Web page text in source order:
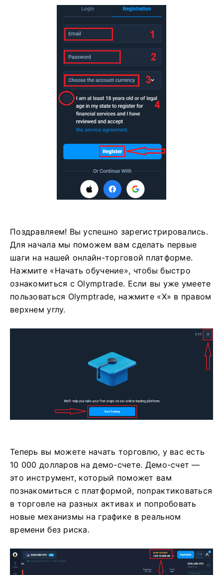
Поздравляем! Вы успешно зарегистрировались.
Для начала мы поможем вам сделать первые
шаги на нашей онлайн-торговой платформе.
Нажмите «Начать обучение», чтобы быстро
ознакомиться с Olymptrade. Если вы уже умеете
пользоваться Olymptrade, нажмите «X» в правом
верхнем углу.
Теперь вы можете начать торговлю, у вас есть
10 000 долларов на демо-счете. Демо-счет —
это инструмент, который поможет вам
познакомиться с платформой, попрактиковаться
в торговле на разных активах и попробовать
новые механизмы на графике в реальном
времени без риска.